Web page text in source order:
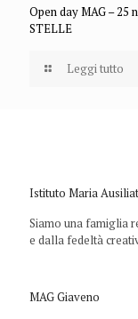
Open day MAG – 25
STELLE
Leggi tutto
Istituto Maria
Siamo una famiglia
e dalla fedeltà
MAG Giaveno